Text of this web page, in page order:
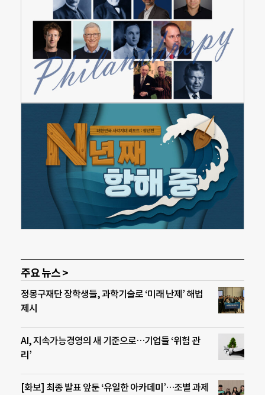
주요 뉴스 >
정몽구재단 장학생들, 과학기술로 ‘미래 난제’ 해법
제시
AI, 지속가능경영의 새 기준으로…기업들 ‘위험 관
리’
[화보] 최종 발표 앞둔 ‘유일한 아카데미’…조별 과제